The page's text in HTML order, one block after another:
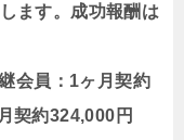
ます。成功報酬は
会員：1ヶ月契約
契約324,000円